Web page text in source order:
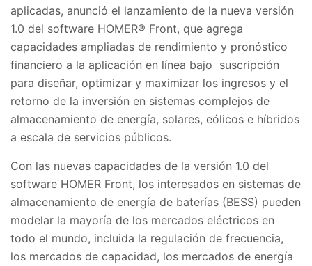
aplicadas, anunció el lanzamiento de la nueva versión
1.0 del software HOMER® Front, que agrega
capacidades ampliadas de rendimiento y pronóstico
financiero a la aplicación en línea bajo suscripción
para diseñar, optimizar y maximizar los ingresos y el
retorno de la inversión en sistemas complejos de
almacenamiento de energía, solares, eólicos e híbridos
a escala de servicios públicos.
Con las nuevas capacidades de la versión 1.0 del
software HOMER Front, los interesados en sistemas de
almacenamiento de energía de baterías (BESS) pueden
modelar la mayoría de los mercados eléctricos en
todo el mundo, incluida la regulación de frecuencia,
los mercados de capacidad, los mercados de energía